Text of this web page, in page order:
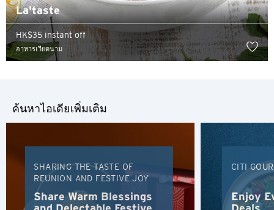
La'taste
HK$35 instant off
อาหารเวียดนาม
ค้นหาไอเดียเพิ่มเติม
SHARING THE TASTE OF
REUNION AND FESTIVE JOY
Share Warm Blessings
CITI
Enjoy
เกาลูน, Hong Kong
N
S
English